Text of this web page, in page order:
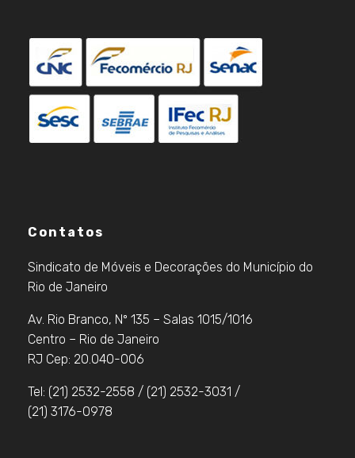
Contatos
Sindicato de Móveis e Decorações do Município do
Rio de Janeiro
Av. Rio Branco, Nº 135 – Salas 1015/1016
Centro – Rio de Janeiro
RJ Cep: 20.040-006
Tel: (21) 2532-2558 / (21) 2532-3031 /
(21) 3176-0978